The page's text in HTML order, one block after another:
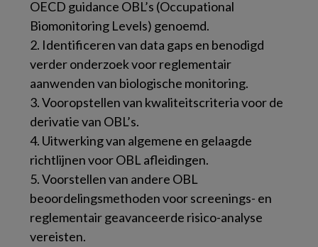
OECD guidance OBL’s (Occupational
Biomonitoring Levels) genoemd.
2. Identificeren van data gaps en benodigd
verder onderzoek voor reglementair
aanwenden van biologische monitoring.
3. Vooropstellen van kwaliteitscriteria voor de
derivatie van OBL’s.
4. Uitwerking van algemene en gelaagde
richtlijnen voor OBL afleidingen.
5. Voorstellen van andere OBL
beoordelingsmethoden voor screenings- en
reglementair geavanceerde risico-analyse
vereisten.